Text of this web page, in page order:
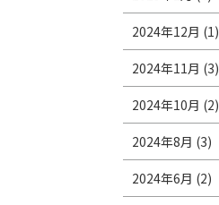
2024年12月 (1)
2024年11月 (3)
2024年10月 (2)
2024年8月 (3)
2024年6月 (2)